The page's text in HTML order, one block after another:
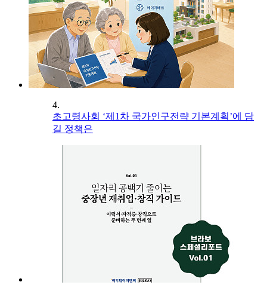
4.
초고령사회 ‘제1차 국가인구전략 기본계획’에 담
길 정책은